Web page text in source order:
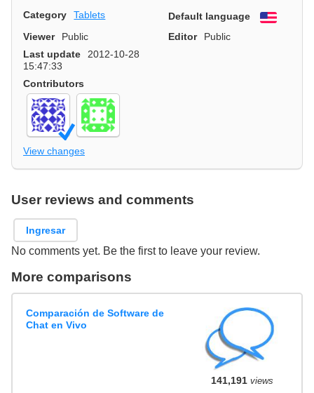
Category Tablets Default language
English
Viewer
Public Editor
Public
Last update
2012-10-28
15:47:33
Contributors
View changes
User reviews and comments
Ingresar
No comments yet. Be the first to leave your review.
More comparisons
Comparación de Software de
Chat en Vivo
141,191views